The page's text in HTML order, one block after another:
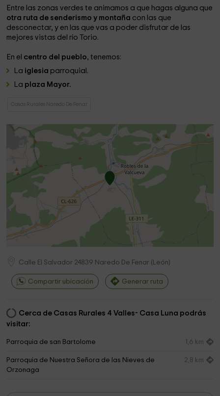
Entre las zonas verdes te animamos a que hagas alguna que
otra ruta de senderismo y montaña con las que
desconectar, y en las que vas a poder disfrutar de las
mejores vistas del río Torio.
En el centro del pueblo, tenemos:
La iglesia parroquial.
La plaza Mayor.
Casas Rurales Naredo De Fenar
Calle El Salvador 24839 Naredo De Fenar ( León)
Compartir ubicación Generar ruta
Cerca de Casas Rurales 4 Valles- Casa Luna podrás
visitar:
Parroquia de san Bartolome 1,6 km
Parroquia de Nuestra Señora de las Nieves de
Orzonaga
2,8 km